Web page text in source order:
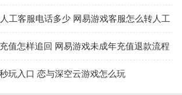
工客服电话多少 网易游戏客服怎么转人工
值怎样追回 网易游戏未成年充值退款流程
玩入口 恋与深空云游戏怎么玩